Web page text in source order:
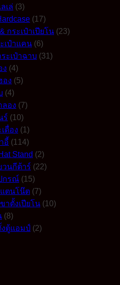
เล่ (3)
(17)
กระเป๋าเปียโน (23)
เป๋าแคน (6)
ะเป๋าฉาบ (31)
ง (4)
อง (5)
(4)
ลอง (7)
ร์ (10)
ดื่อง (1)
อี้ (114)
Stand (2)
วนกีต้าร์ (22)
กรณ์ (15)
ตนโน๊ต (7)
าตั้งเปียโน (10)
(8)
ตู้แอมป์ (2)